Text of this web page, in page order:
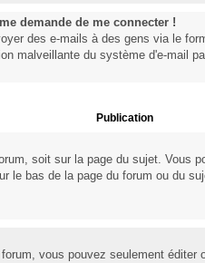
demande de me connecter !
des e-mails à des gens via le
malveillante du système d'e-mail
Publication
soit sur la page du sujet. Vous
le bas de la page du forum ou du
vous pouvez seulement